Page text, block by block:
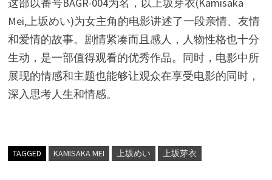
Mei,上坂めい)为女主角的电影讲述了一段亲情、友情
和爱情的故事。剧情紧凑而且感人，人物性格也十分
生动，是一部值得观看的优秀作品。同时，电影中所
展现的情感和主题也能够让观众在享受电影的同时，
深入思考人生和情感。
TAGGED KAMISAKA MEI 上坂めい 上坂芽衣